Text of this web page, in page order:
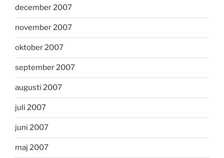
december 2007
november 2007
oktober 2007
september 2007
augusti 2007
juli 2007
juni 2007
maj 2007